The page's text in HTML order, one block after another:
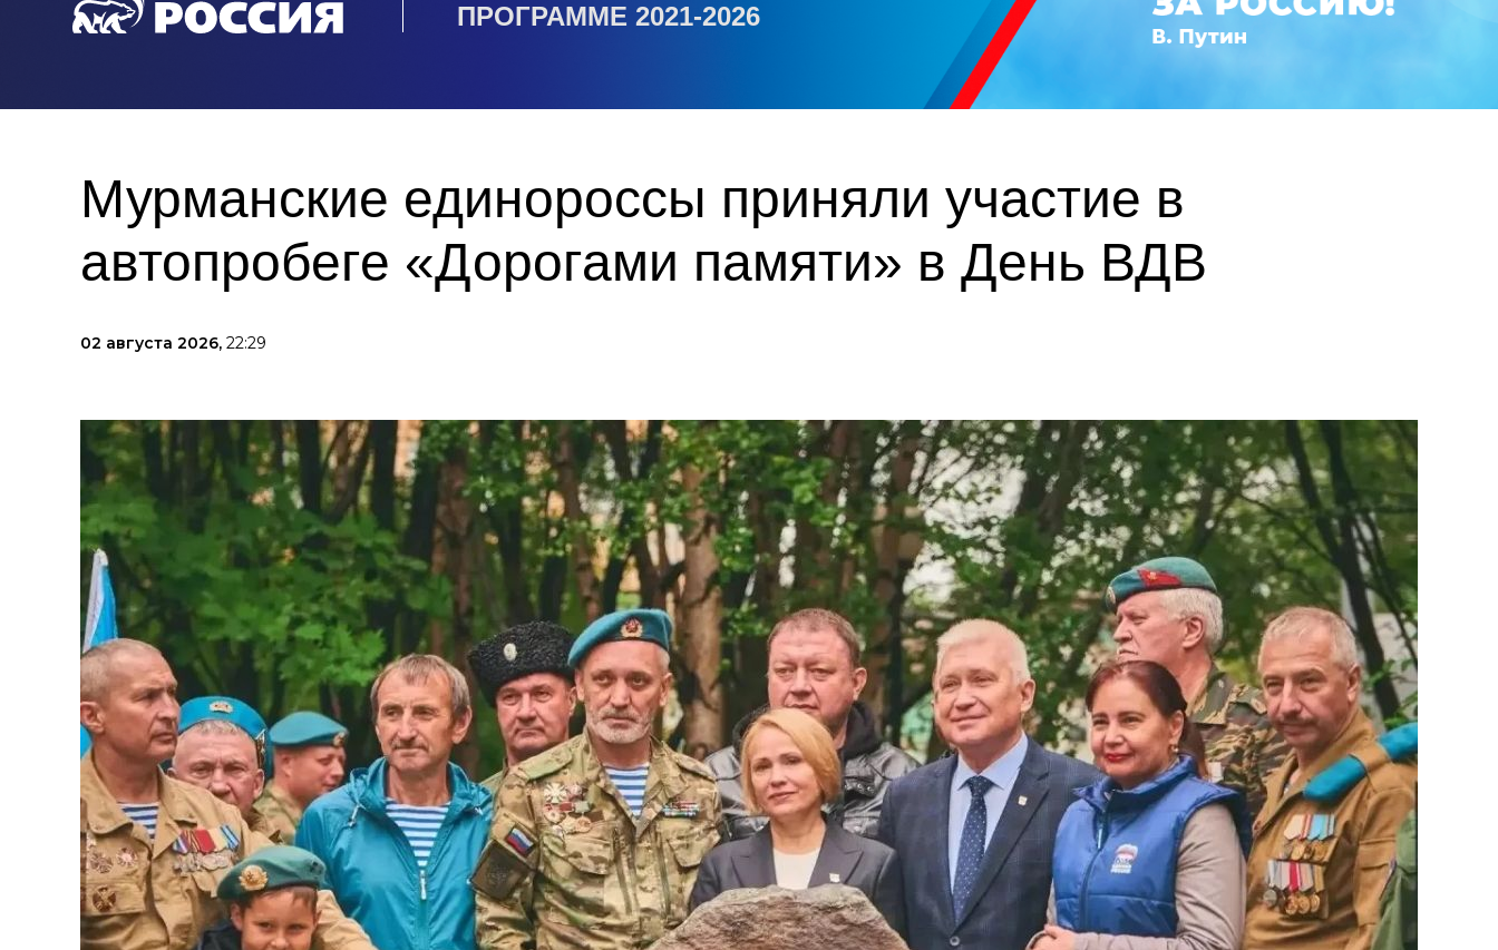
ПРОГРАММЕ 2021-2026
Мурманские единороссы приняли участие в
автопробеге «Дорогами памяти» в День ВДВ
02 августа 2026, 22:29